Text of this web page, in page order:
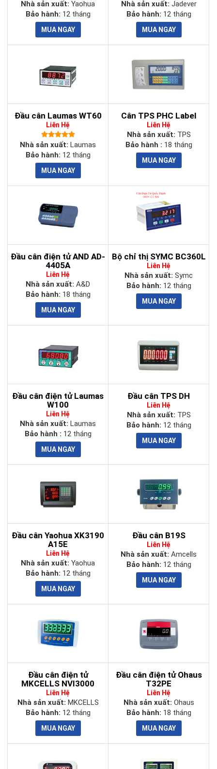
Nhà sản xuất: Yaohua
Bảo hành: 12 tháng
Nhà sản xuất: Jadever
Bảo hành: 12 tháng
Đầu cân Laumas WT60
Liên Hệ
Nhà sản xuất: Laumas
Bảo hành: 12 tháng
Cân TPS PHC Label
Liên Hệ
Nhà sản xuất: TPS
Bảo hành : 18 tháng
Đầu cân điện tử AND AD-
4405A
Liên Hệ
Nhà sản xuất: A&D
Bảo hành: 18 tháng
Bộ chỉ thị SYMC BC360L
Liên Hệ
Nhà sản xuất: Symc
Bảo hành: 12 tháng
Đầu cân điện tử Laumas
W100
Liên Hệ
Nhà sản xuất: Laumas
Bảo hành : 12 tháng
Đầu cân TPS DH
Liên Hệ
Nhà sản xuất: TPS
Bảo hành: 12 tháng
Đầu cân Yaohua XK3190
A15E
Liên Hệ
Nhà sản xuất: Yaohua
Bảo hành: 12 tháng
Đầu cân B19S
Liên Hệ
Nhà sản xuất: Amcells
Bảo hành: 12 tháng
Đầu cân điện tử
MKCELLS NVI3000
Liên Hệ
Nhà sản xuất: MKCELLS
Bảo hành: 12 tháng
Đầu cân điện tử Ohaus
T32PE
Liên Hệ
Nhà sản xuất: Ohaus
Bảo hành: 18 tháng